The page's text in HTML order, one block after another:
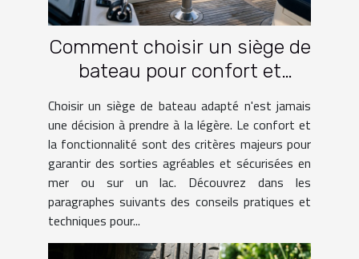
Comment choisir un siège de
bateau pour confort et
fonctionnalité?
Choisir un siège de bateau adapté n'est jamais
une décision à prendre à la légère. Le confort et
la fonctionnalité sont des critères majeurs pour
garantir des sorties agréables et sécurisées en
mer ou sur un lac. Découvrez dans les
paragraphes suivants des conseils pratiques et
techniques pour...